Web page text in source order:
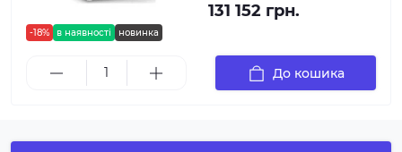
-18% в наявності новинка
131 152 грн.
До кошика